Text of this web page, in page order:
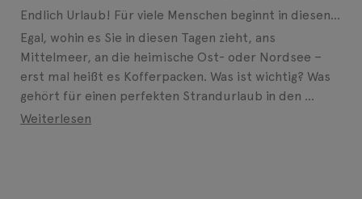
Endlich Urlaub! Für viele Menschen beginnt in diesen Tagen die schönste Zeit des Jahres. Ob allein, ...
Egal, wohin es Sie in diesen Tagen zieht, ans
Mittelmeer, an die heimische Ost- oder Nordsee –
erst mal heißt es Kofferpacken. Was ist wichtig? Was
gehört für einen perfekten Strandurlaub in den ...
Weiterlesen